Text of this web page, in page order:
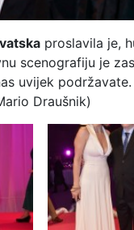
proslavila je,
scenografiju je
uvijek
Draušnik)